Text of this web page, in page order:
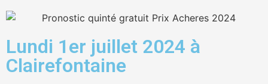
Lundi 1er juillet 2024 à
Clairefontaine